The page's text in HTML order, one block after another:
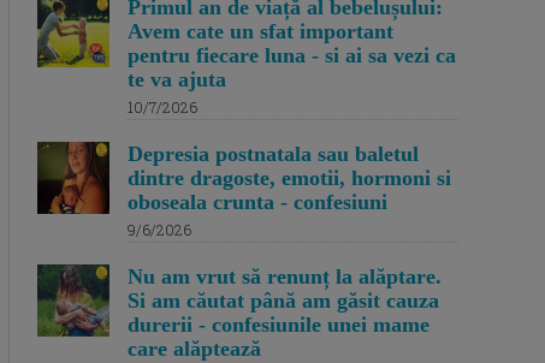
Primul an de viață al bebelușului:
Avem cate un sfat important
pentru fiecare luna - si ai sa vezi ca
te va ajuta
10/7/2026
Depresia postnatala sau baletul
dintre dragoste, emotii, hormoni si
oboseala crunta - confesiuni
9/6/2026
Nu am vrut să renunț la alăptare.
Si am căutat până am găsit cauza
durerii - confesiunile unei mame
care alăptează